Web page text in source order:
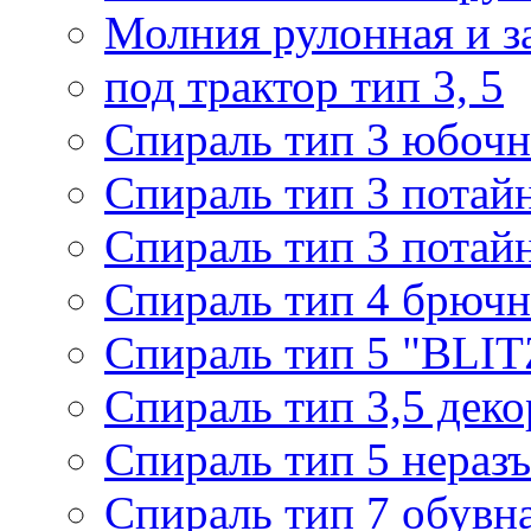
Молния рулонная и
под трактор тип 3, 5
Спираль тип 3
Спираль тип 3
Спираль тип 3
Спираль тип 4
Спираль тип 5
Спираль тип 3,5
Спираль тип 5
Спираль тип 7